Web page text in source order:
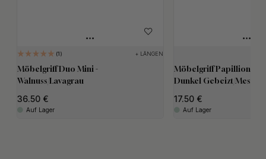
1 + LÄNGEN
Möbelgriff Duo Mini -
Walnuss/Lavagrau
36.50
Auf Lager
Möbelgriff Papillion -
Dunkel Gebeizt/
17.50
Auf Lager